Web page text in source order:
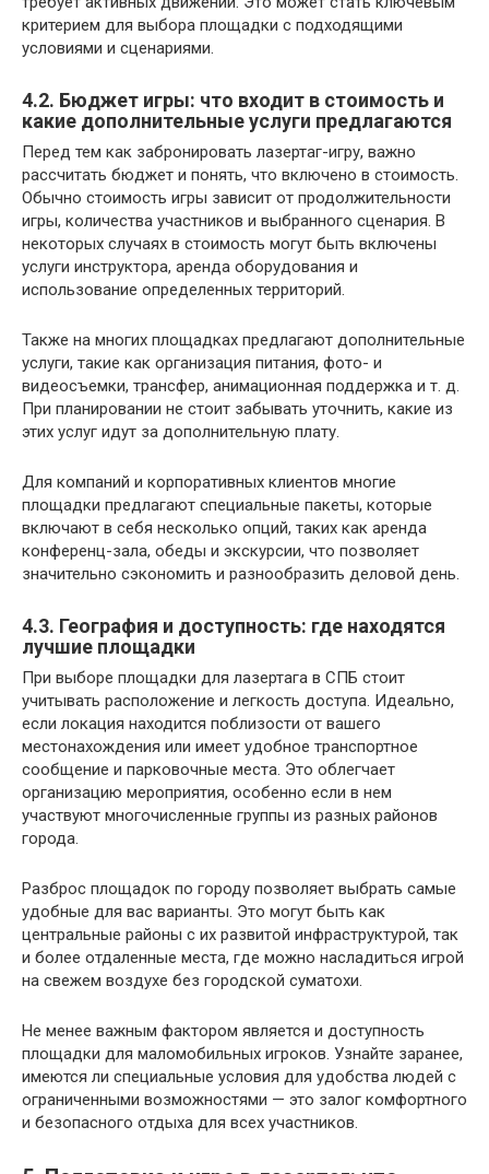
критерием для выбора площадки с подходящими
условиями и сценариями.
4.2. Бюджет игры: что входит в стоимость и
какие дополнительные услуги предлагаются
Перед тем как забронировать лазертаг-игру, важно
рассчитать бюджет и понять, что включено в стоимость.
Обычно стоимость игры зависит от продолжительности
игры, количества участников и выбранного сценария. В
некоторых случаях в стоимость могут быть включены
услуги инструктора, аренда оборудования и
использование определенных территорий.
Также на многих площадках предлагают дополнительные
услуги, такие как организация питания, фото- и
видеосъемки, трансфер, анимационная поддержка и т. д.
При планировании не стоит забывать уточнить, какие из
этих услуг идут за дополнительную плату.
Для компаний и корпоративных клиентов многие
площадки предлагают специальные пакеты, которые
включают в себя несколько опций, таких как аренда
конференц-зала, обеды и экскурсии, что позволяет
значительно сэкономить и разнообразить деловой день.
4.3. География и доступность: где находятся
лучшие площадки
При выборе площадки для лазертага в СПБ стоит
учитывать расположение и легкость доступа. Идеально,
если локация находится поблизости от вашего
местонахождения или имеет удобное транспортное
сообщение и парковочные места. Это облегчает
организацию мероприятия, особенно если в нем
участвуют многочисленные группы из разных районов
города.
Разброс площадок по городу позволяет выбрать самые
удобные для вас варианты. Это могут быть как
центральные районы с их развитой инфраструктурой, так
и более отдаленные места, где можно насладиться игрой
на свежем воздухе без городской суматохи.
Не менее важным фактором является и доступность
площадки для маломобильных игроков. Узнайте заранее,
имеются ли специальные условия для удобства людей с
ограниченными возможностями — это залог комфортного
и безопасного отдыха для всех участников.